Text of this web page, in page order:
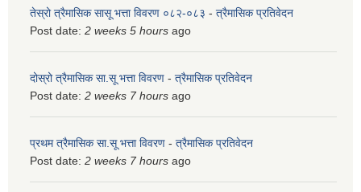
तेस्रो त्रैमासिक सासू भत्ता विवरण ०८२-०८३ - त्रैमासिक प्रतिवेदन
Post date: 2 weeks 5 hours ago
दोस्रो त्रैमासिक सा.सू भत्ता विवरण - त्रैमासिक प्रतिवेदन
Post date: 2 weeks 7 hours ago
प्रथम त्रैमासिक सा.सू भत्ता विवरण - त्रैमासिक प्रतिवेदन
Post date: 2 weeks 7 hours ago